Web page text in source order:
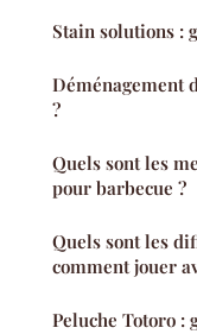
Stain solutions :
Déménagement
?
Quels sont les
pour barbecue ?
Quels sont les
comment jouer
Peluche Totoro :